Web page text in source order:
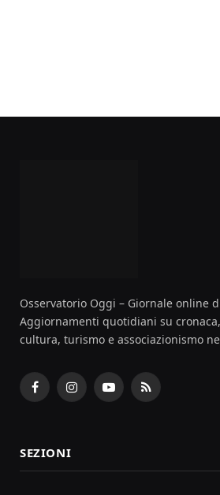
Osservatorio Oggi – Giornale online
Aggiornamenti quotidiani su
cultura, turismo e associazionismo
FacebookInstagramYouTubeRSS
SEZIONI